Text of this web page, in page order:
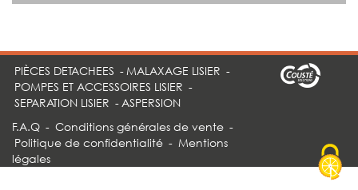
PIÈCES DETACHEES - MALAXAGE LISIER -
POMPES ET ACCESSOIRES LISIER -
SEPARATION LISIER - ASPERSION
F.A.Q - Conditions générales de vente -
Politique de confidentialité - Mentions
légales